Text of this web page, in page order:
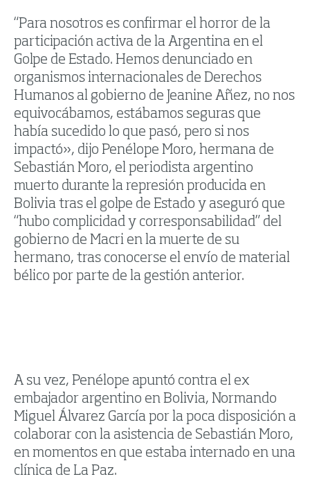
“Para nosotros es confirmar el horror de la
participación activa de la Argentina en el
Golpe de Estado. Hemos denunciado en
organismos internacionales de Derechos
Humanos al gobierno de Jeanine Añez, no nos
equivocábamos, estábamos seguras que
había sucedido lo que pasó, pero si nos
impactó», dijo Penélope Moro, hermana de
Sebastián Moro, el periodista argentino
muerto durante la represión producida en
Bolivia tras el golpe de Estado y aseguró que
“hubo complicidad y corresponsabilidad” del
gobierno de Macri en la muerte de su
hermano, tras conocerse el envío de material
bélico por parte de la gestión anterior.
A su vez, Penélope apuntó contra el ex
embajador argentino en Bolivia, Normando
Miguel Álvarez García por la poca disposición a
colaborar con la asistencia de Sebastián Moro,
en momentos en que estaba internado en una
clínica de La Paz.